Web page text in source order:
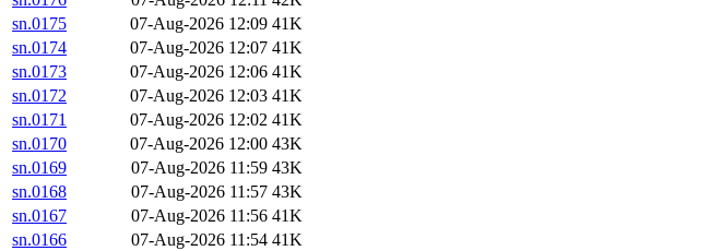
sn.0175
07-Aug-2026 12:09 41K
sn.0174
07-Aug-2026 12:07 41K
sn.0173
07-Aug-2026 12:06 41K
sn.0172
07-Aug-2026 12:03 41K
sn.0171
07-Aug-2026 12:02 41K
sn.0170
07-Aug-2026 12:00 43K
sn.0169
07-Aug-2026 11:59 43K
sn.0168
07-Aug-2026 11:57 43K
sn.0167
07-Aug-2026 11:56 41K
sn.0166
07-Aug-2026 11:54 41K